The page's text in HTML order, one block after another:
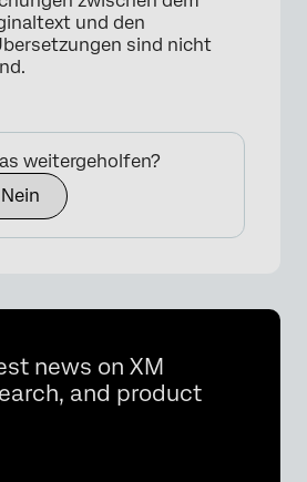
und den
sind nicht
weitergeholfen?
Nein
news on XM
and product